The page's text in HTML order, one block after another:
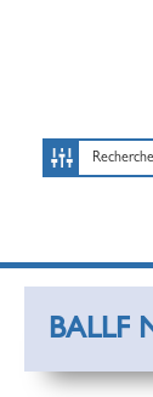
BALLF